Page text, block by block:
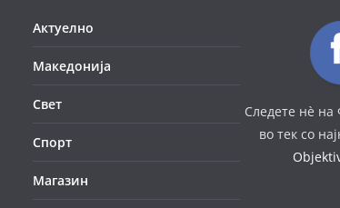
Актуелно
Македонија
Свет
Спорт
Магазин
Следете нè на
во тек со